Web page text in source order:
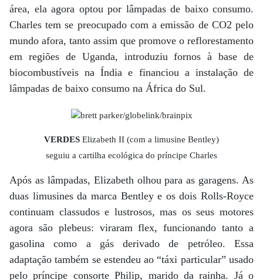
área, ela agora optou por lâmpadas de baixo consumo.
Charles tem se preocupado com a emissão de CO2 pelo
mundo afora, tanto assim que promove o reflorestamento
em regiões de Uganda, introduziu fornos à base de
biocombustíveis na Índia e financiou a instalação de
lâmpadas de baixo consumo na África do Sul.
VERDES Elizabeth II (com a limusine Bentley)
seguiu a cartilha ecológica do príncipe Charles
Após as lâmpadas, Elizabeth olhou para as garagens. As
duas limusines da marca Bentley e os dois Rolls-Royce
continuam classudos e lustrosos, mas os seus motores
agora são plebeus: viraram flex, funcionando tanto a
gasolina como a gás derivado de petróleo. Essa
adaptação também se estendeu ao “táxi particular” usado
pelo príncipe consorte Philip, marido da rainha. Já o